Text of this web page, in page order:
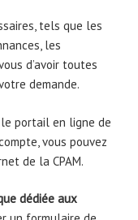
tels que les
les
d’avoir toutes
demande.
le portail en ligne de
vous pouvez
de la CPAM.
dédiée aux